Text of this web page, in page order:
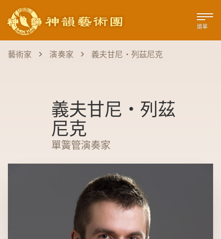
選單
藝術家 演奏家 義夫甘尼‧列茲尼克
義夫甘尼‧列茲
尼克
單簧管演奏家